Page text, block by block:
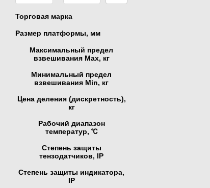
Торговая марка
Размер платформы, мм
Максимальный предел
взвешивания Мах, кг
Минимальный предел
взвешивания Min, кг
Цена деления (дискретность),
кг
Рабочий диапазон
температур, ℃
Степень защиты
тензодатчиков, IP
Степень защиты индикатора,
IP